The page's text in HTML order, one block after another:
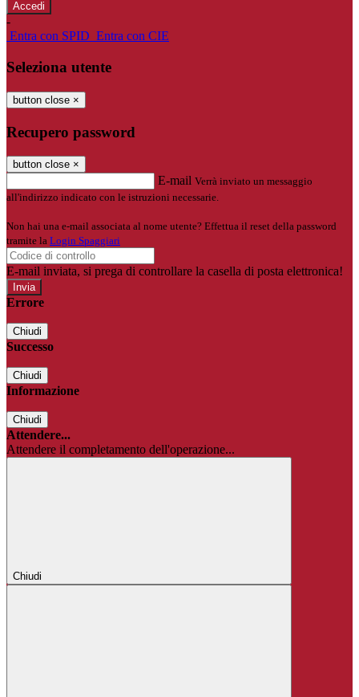
-
Entra con SPID Entra con CIE
Seleziona utente
button close ×
Recupero password
button close ×
E-mail Verrà inviato un messaggio
all'indirizzo indicato con le istruzioni necessarie.
Non hai una e-mail associata al nome utente? Effettua il reset della password
tramite la Login Spaggiari
E-mail inviata, si prega di controllare la casella di posta elettronica!
Errore
Chiudi
Successo
Chiudi
Informazione
Chiudi
Attendere...
Attendere il completamento dell'operazione...
Chiudi